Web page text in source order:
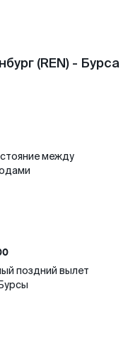
(REN) - Бурса
между
поздний вылет